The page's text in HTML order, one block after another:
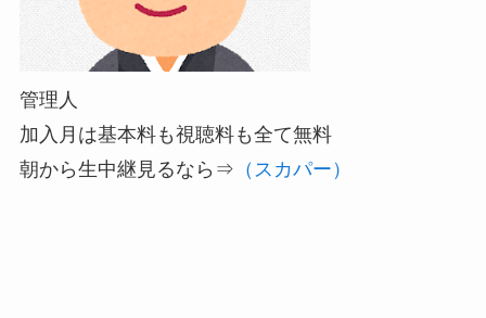
管理人
加入月は基本料も視聴料も全て無料
朝から生中継見るなら⇒ （スカパー）